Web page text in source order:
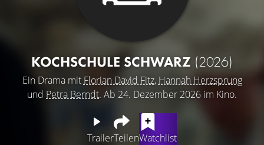
KOCHSCHULE SCHWARZ (2026)
Ein Drama mit Florian David Fitz, Hannah Herzsprung
und Petra Berndt. Ab 24. Dezember 2026 im Kino.
TrailerTeilenWatchlist